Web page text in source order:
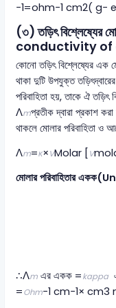
−1=ohm−1 cm2( g−
(৩) তড়িৎ বিশ্লেষ্যের
conductivity of
কোনো তড়িৎ বিশ্লেষ্যের এক
থাকা দুটি উপযুক্ত
পরিবাহিতা হয়, তাকে ঐ তড়িৎ
Λm​প্রতীক দ্বারা প্রকাশ করা
থাকলে মোলার পরিবাহিতা ও
Λm​=κ×VMolar ​[V
মোলার পরিবাহিতার
∴Λm ​ এর একক =kappa
=Ohm−1 cm−1× cm3